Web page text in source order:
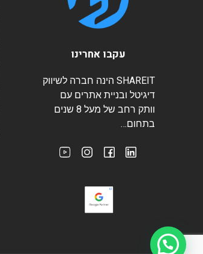
עקבו אחרינו
SHAREIT הינה חברה לשיווק
דיגיטל ובניית אתרים עם
וותק רחב של מעל 8 שנים
בתחום…